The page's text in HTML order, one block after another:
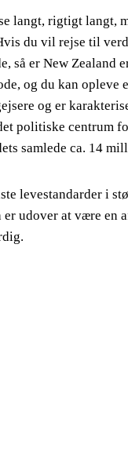
langt, rigtigt langt,
du vil rejse til
så er New Zealand
og du kan opleve
og er
politiske centrum
samlede ca. 14
levestandarder i
udover at være en